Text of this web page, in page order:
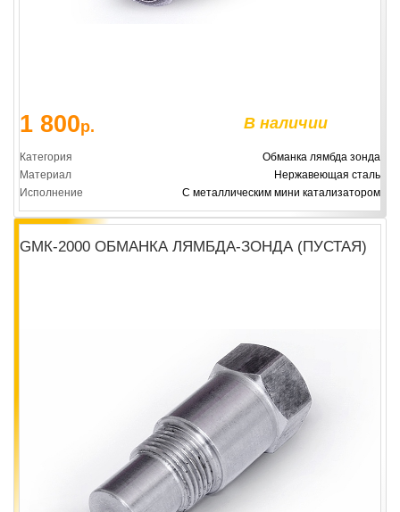
1 800р. В наличии
Категория
Обманка лямбда зонда
Материал
Нержавеющая сталь
Исполнение
С металлическим мини катализатором
GМК-2000 ОБМАНКА ЛЯМБДА-ЗОНДА (ПУСТАЯ)